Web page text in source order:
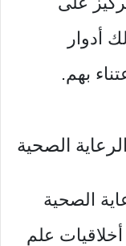
أدوار
بهم.
الصحية
الصحية
علم